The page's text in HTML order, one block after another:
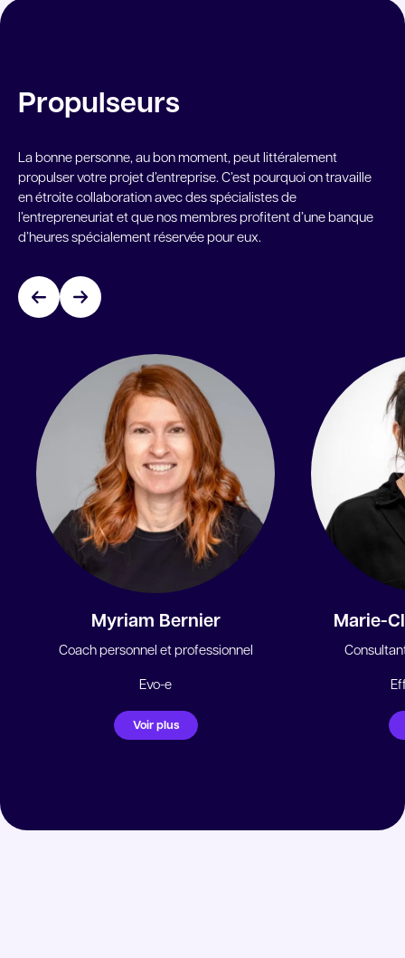
Propulseurs
La bonne personne, au bon moment, peut littéralement
propulser votre projet d’entreprise. C’est pourquoi on travaille
en étroite collaboration avec des spécialistes de
l’entrepreneuriat et que nos membres profitent d’une banque
d’heures spécialement réservée pour eux.
Myriam Bernier
Coach personnel et professionnel
Evo-e
Voir plus
Marie-